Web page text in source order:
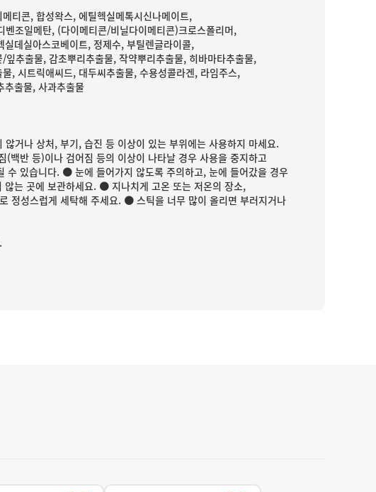
티콘, 합성왁스, 에틸헥실메톡시신나메이트,
조일메탄, (다이메티콘/비닐다이메티콘)크로스폴리머,
데실아스코베이트, 정제수, 부틸렌글라이콜,
추출물, 감초뿌리추출물, 작약뿌리추출물, 히바마타추출물,
, 시트릭애씨드, 대두씨추출물, 수용성콜라겐, 라임주스,
추출물, 사과추출물
거나 상처, 부기, 습진 등 이상이 있는 부위에는 사용하지 마세요.
반 등)이나 검어짐 등의 이상이 나타날 경우 사용을 중지하고
수 있습니다. ● 눈에 들어가지 않도록 주의하고, 눈에 들어갔을 경우
는 곳에 보관하세요. ● 지나치게 고온 또는 저온의 장소,
정성스럽게 세탁해 주세요. ● 스틱을 너무 많이 올리면 부러지거나